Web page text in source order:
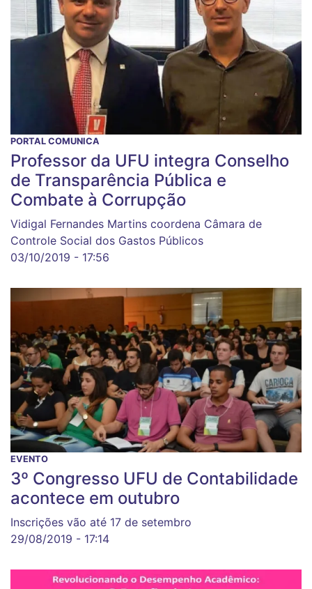
PORTAL COMUNICA
Professor da UFU integra Conselho
de Transparência Pública e
Combate à Corrupção
Vidigal Fernandes Martins coordena Câmara de
Controle Social dos Gastos Públicos
03/10/2019 - 17:56
EVENTO
3º Congresso UFU de Contabilidade
acontece em outubro
Inscrições vão até 17 de setembro
29/08/2019 - 17:14